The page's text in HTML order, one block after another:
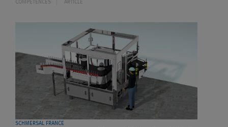
COMPÉTENCES ARTICLE
SCHMERSAL FRANCE